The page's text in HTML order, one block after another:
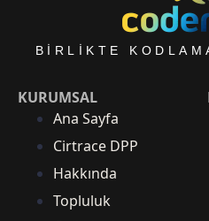
BIRLIKTE
KURUMSAL
Ana Sayfa
Cirtrace DPP
Hakkında
Topluluk